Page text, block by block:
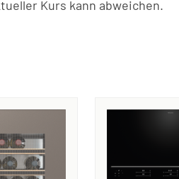
Kurs kann abweichen.